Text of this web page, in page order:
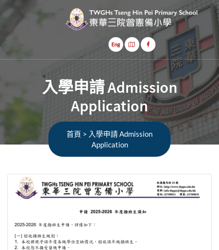
Eng
入學申請 Admission
Application
首頁 > 入學申請 Admission
Application